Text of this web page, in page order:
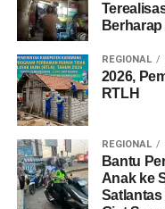
REGIONAL
2026,
RTLH
REGIONAL
Bantu
Anak ke